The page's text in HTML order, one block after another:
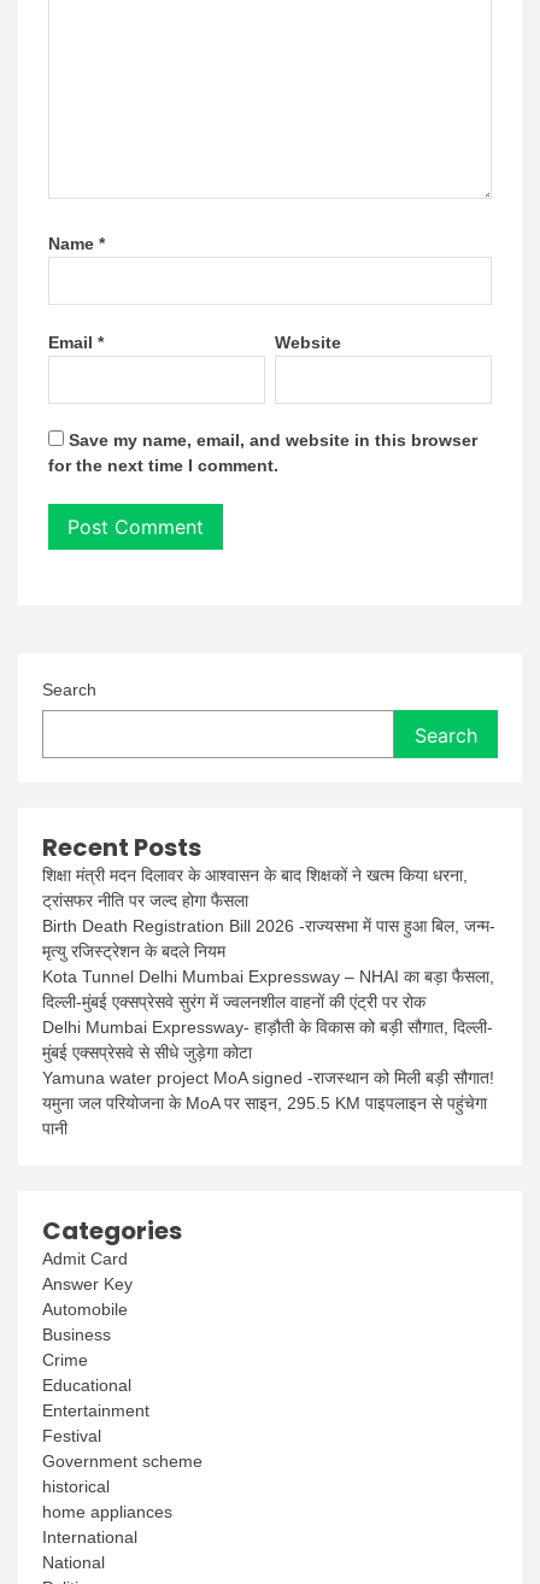
Name *
Email * Website
Save my name, email, and website in this browser
for the next time I comment.
Search
Search
Recent Posts
शिक्षा मंत्री मदन दिलावर के आश्वासन के बाद शिक्षकों ने खत्म किया धरना,
ट्रांसफर नीति पर जल्द होगा फैसला
Birth Death Registration Bill 2026 -राज्यसभा में पास हुआ बिल, जन्म-
मृत्यु रजिस्ट्रेशन के बदले नियम
Kota Tunnel Delhi Mumbai Expressway – NHAI का बड़ा फैसला,
दिल्ली-मुंबई एक्सप्रेसवे सुरंग में ज्वलनशील वाहनों की एंट्री पर रोक
Delhi Mumbai Expressway- हाड़ौती के विकास को बड़ी सौगात, दिल्ली-
मुंबई एक्सप्रेसवे से सीधे जुड़ेगा कोटा
Yamuna water project MoA signed -राजस्थान को मिली बड़ी सौगात!
यमुना जल परियोजना के MoA पर साइन, 295.5 KM पाइपलाइन से पहुंचेगा
पानी
Categories
Admit Card
Answer Key
Automobile
Business
Crime
Educational
Entertainment
Festival
Government scheme
historical
home appliances
International
National